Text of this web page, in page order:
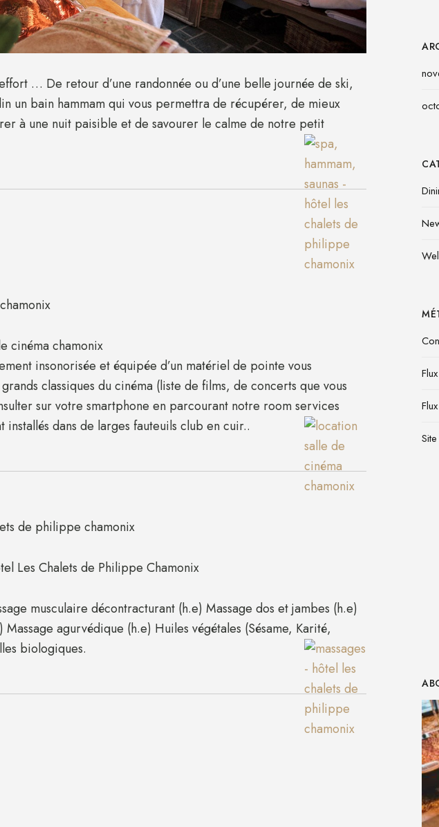
… De retour d’une randonnée ou d’une belle journée de ski,
un bain hammam qui vous permettra de récupérer, de mieux
à une nuit paisible et de savourer le calme de notre petit
insonorisée et équipée d’un matériel de pointe vous
classiques du cinéma (liste de films, de concerts que vous
sur votre smartphone en parcourant notre room services
dans de larges fauteuils club en cuir..
musculaire décontracturant (h.e) Massage dos et jambes (h.e)
Massage agurvédique (h.e) Huiles végétales (Sésame, Karité,
biologiques.